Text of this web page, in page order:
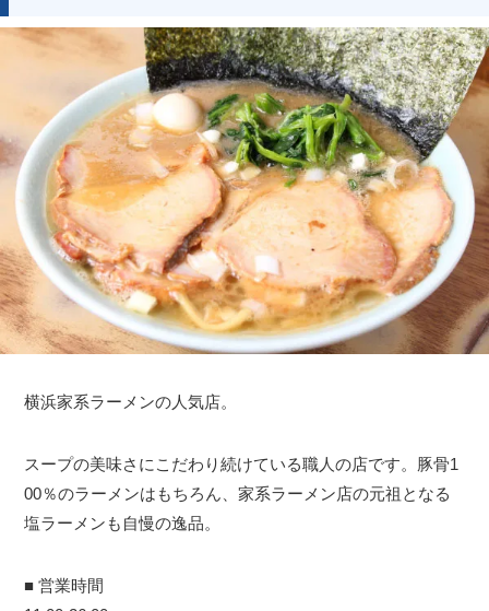
横浜家系ラーメンの人気店。
スープの美味さにこだわり続けている職人の店です。豚骨1
00％のラーメンはもちろん、家系ラーメン店の元祖となる
塩ラーメンも自慢の逸品。
■ 営業時間